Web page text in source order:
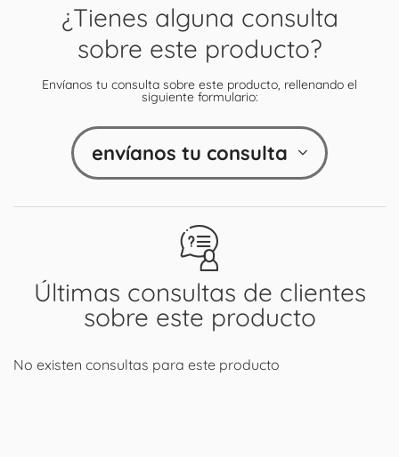
Últimas consultas de clientes
sobre este producto
No existen consultas para este producto
¿Tienes alguna consulta
sobre este producto?
Envíanos tu consulta sobre este producto, rellenando el
siguiente formulario:
envíanos tu consulta